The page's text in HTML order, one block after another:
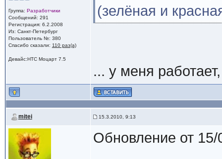
Группа: Разработчики
Сообщений: 291
Регистрация: 6.2.2008
Из: Санкт-Петербург
Пользователь №: 380
Спасибо сказали: 110 раз(а)
Девайс:HTC Моцарт 7.5
(зелёная и
... у меня
mitei 15.3.2010, 9:13
Обновление от 15/